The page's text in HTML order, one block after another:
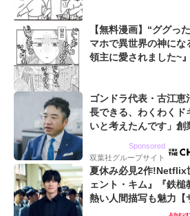
【無料漫画】“ググっ
マホで異世界の神に
領主に愛されました~』
ゴンドラ代表・古江
長できる、わくわくド
いと考えたんです」
Sponsored
双葉社グループサイト
夏休み必見2作!Netflix
ェント・キム』『鉄
熱い人間描写も魅力【